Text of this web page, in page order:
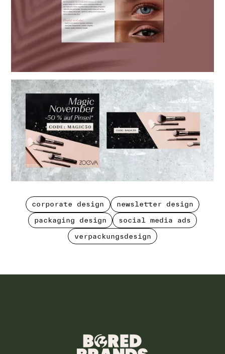
corporate design
corporate design
newsletter design
newsletter design
packaging design
packaging design
social media ads
social media ads
verpackungsdesign
verpackungsdesign